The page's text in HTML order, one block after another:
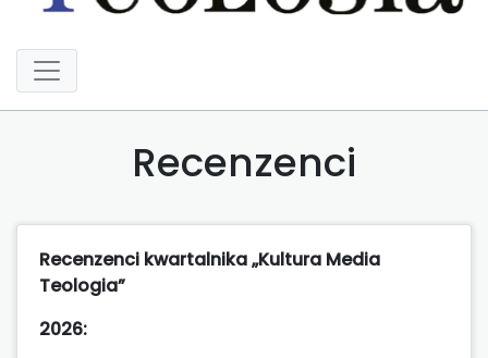
Recenzenci
Recenzenci kwartalnika „Kultura Media
Teologia”
2026: